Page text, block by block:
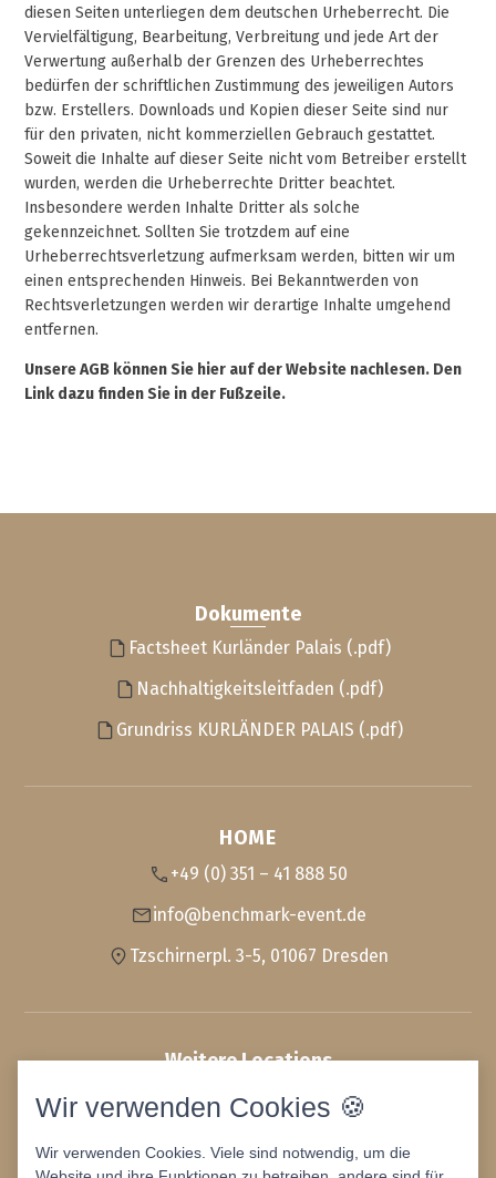
diesen Seiten unterliegen dem deutschen Urheberrecht. Die
Vervielfältigung, Bearbeitung, Verbreitung und jede Art der
Verwertung außerhalb der Grenzen des Urheberrechtes
bedürfen der schriftlichen Zustimmung des jeweiligen Autors
bzw. Erstellers. Downloads und Kopien dieser Seite sind nur
für den privaten, nicht kommerziellen Gebrauch gestattet.
Soweit die Inhalte auf dieser Seite nicht vom Betreiber erstellt
wurden, werden die Urheberrechte Dritter beachtet.
Insbesondere werden Inhalte Dritter als solche
gekennzeichnet. Sollten Sie trotzdem auf eine
Urheberrechtsverletzung aufmerksam werden, bitten wir um
einen entsprechenden Hinweis. Bei Bekanntwerden von
Rechtsverletzungen werden wir derartige Inhalte umgehend
entfernen.
Unsere AGB können Sie hier auf der Website nachlesen. Den
Link dazu finden Sie in der Fußzeile.
Dokumente
Factsheet Kurländer Palais (.pdf)
Nachhaltigkeitsleitfaden (.pdf)
Grundriss KURLÄNDER PALAIS (.pdf)
HOME
+49 (0) 351 – 41 888 50
info@benchmark-event.de
Tzschirnerpl. 3-5, 01067 Dresden
Weitere Locations
OSTRA-DOME
Wir verwenden Cookies 🍪
Wir verwenden Cookies. Viele sind notwendig, um die